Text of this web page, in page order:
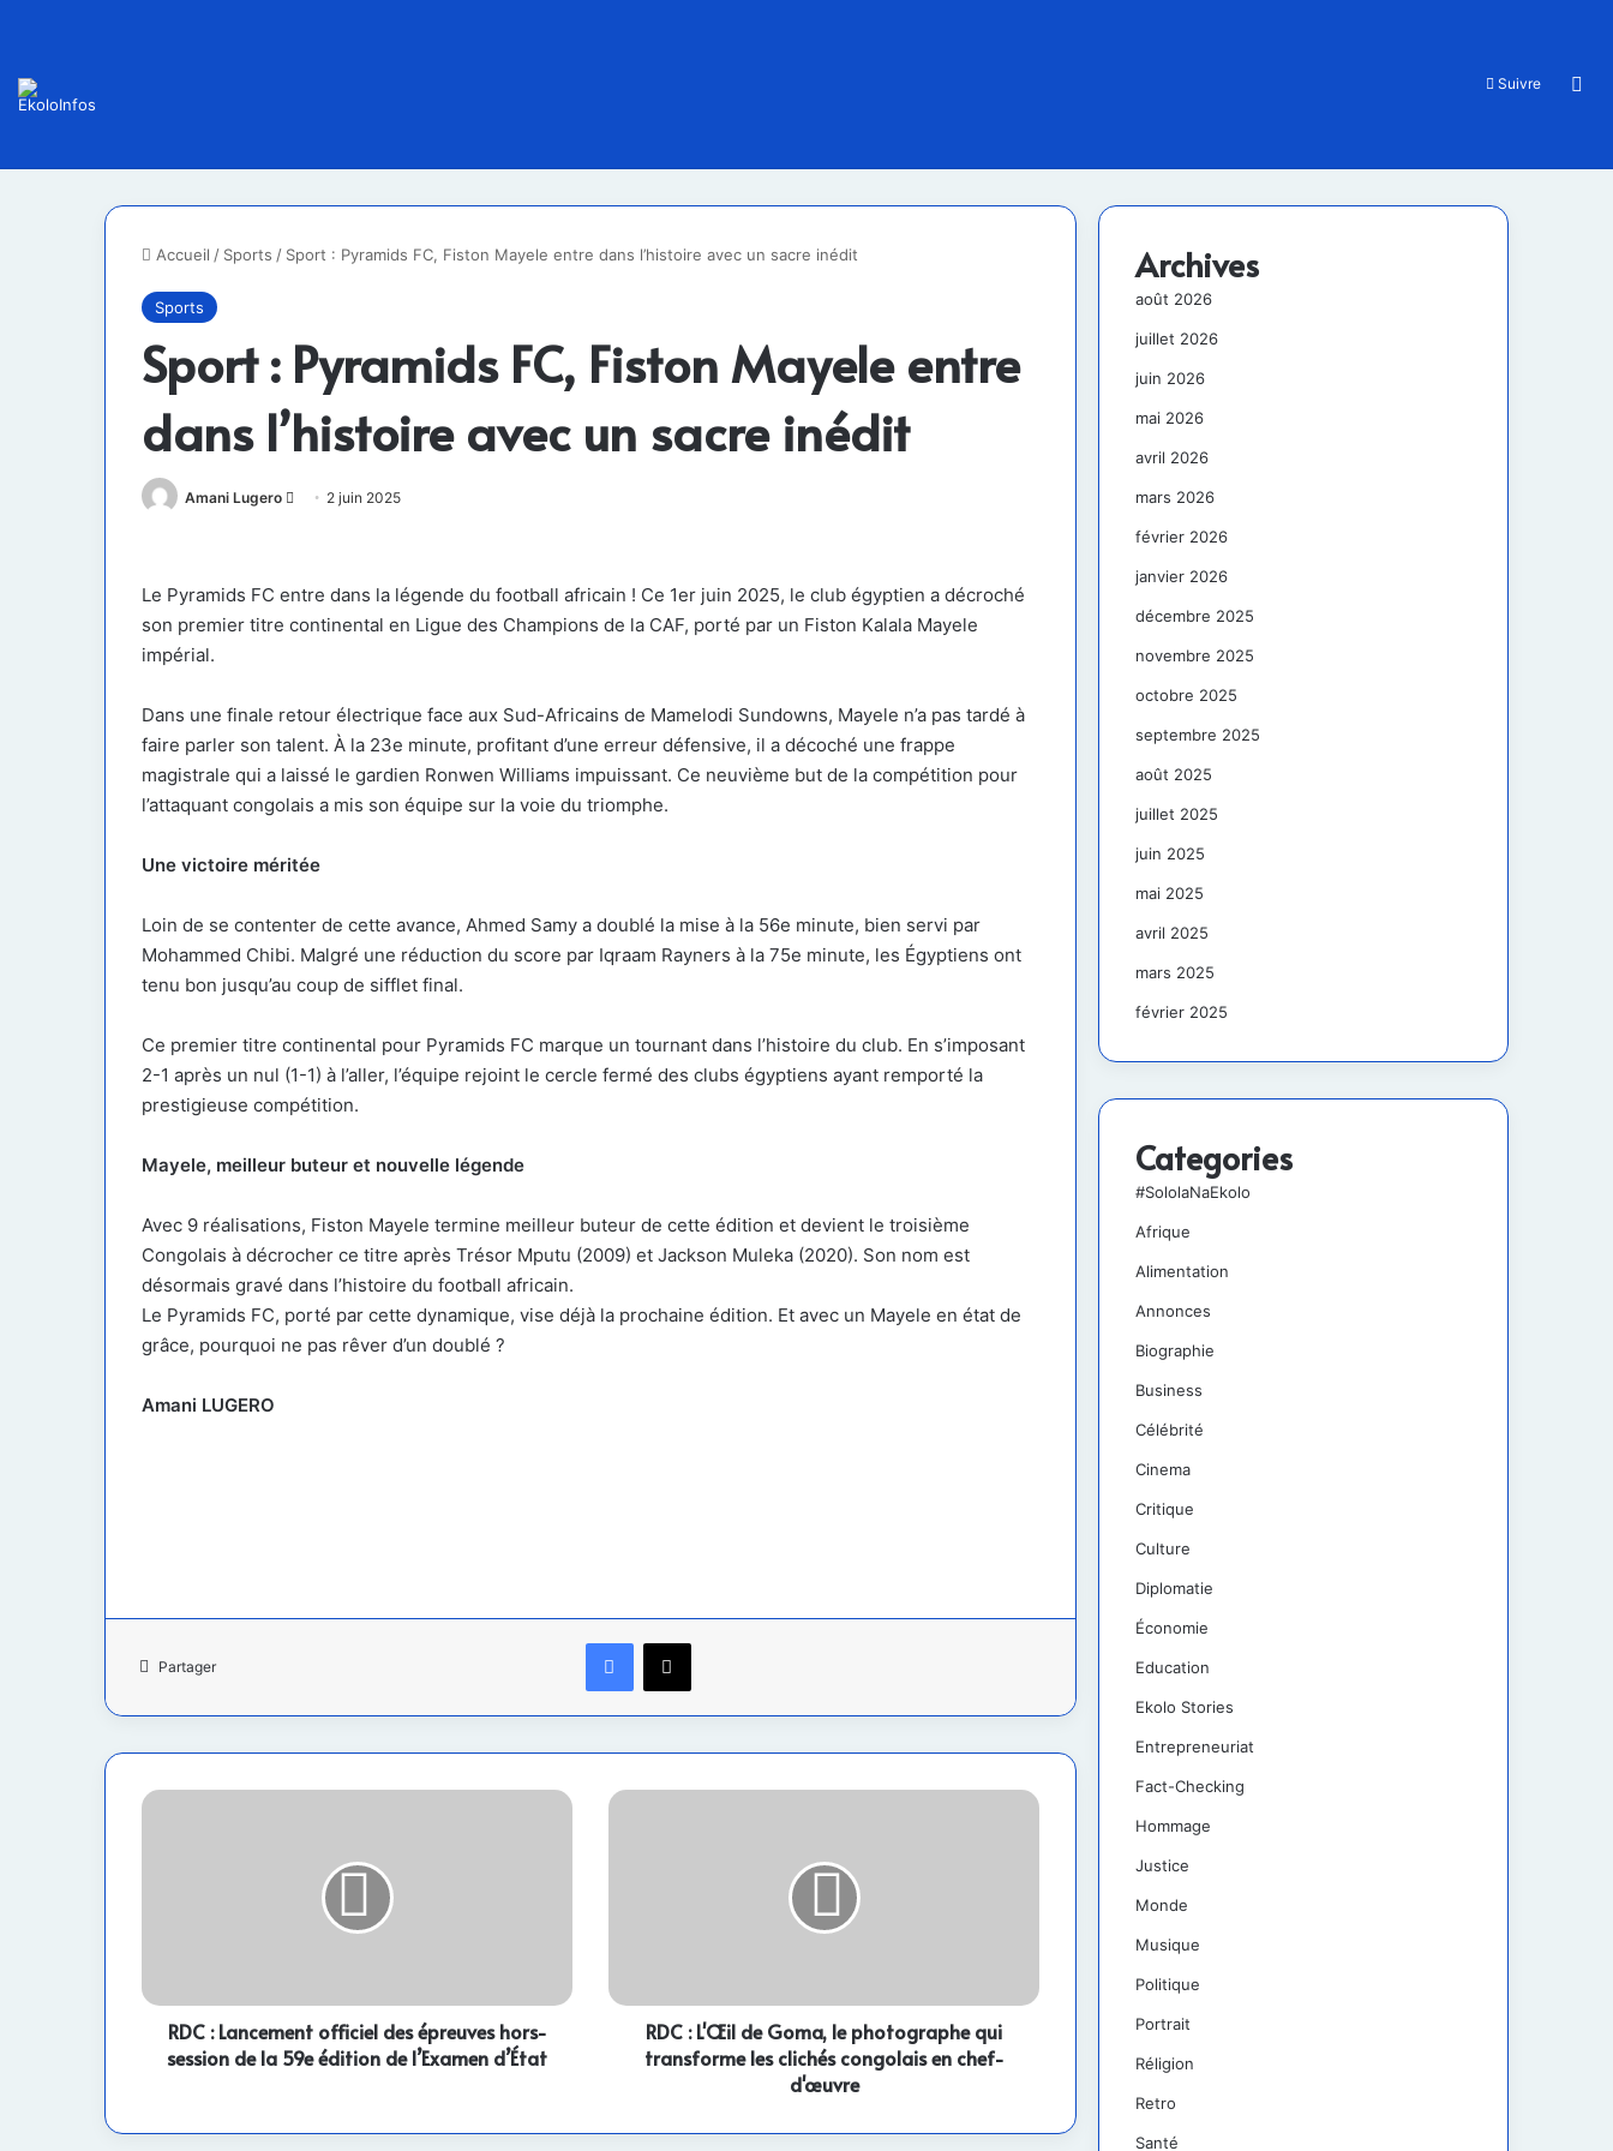
Suivre
Accueil / Sports / Sport : Pyramids FC, Fiston Mayele entre dans l’histoire avec un sacre inédit
Sports
Sport : Pyramids FC, Fiston Mayele entre
dans l’histoire avec un sacre inédit
Amani Lugero
Envoyer2 juin 2025
Le Pyramids FC entre dans la légende du football africain ! Ce 1er juin 2025, le club égyptien a décroché
son premier titre continental en Ligue des Champions de la CAF, porté par un Fiston Kalala Mayele
impérial.
Dans une finale retour électrique face aux Sud-Africains de Mamelodi Sundowns, Mayele n’a pas tardé à
faire parler son talent. À la 23e minute, profitant d’une erreur défensive, il a décoché une frappe
magistrale qui a laissé le gardien Ronwen Williams impuissant. Ce neuvième but de la compétition pour
l’attaquant congolais a mis son équipe sur la voie du triomphe.
Une victoire méritée
Loin de se contenter de cette avance, Ahmed Samy a doublé la mise à la 56e minute, bien servi par
Mohammed Chibi. Malgré une réduction du score par Iqraam Rayners à la 75e minute, les Égyptiens ont
tenu bon jusqu’au coup de sifflet final.
Ce premier titre continental pour Pyramids FC marque un tournant dans l’histoire du club. En s’imposant
2-1 après un nul (1-1) à l’aller, l’équipe rejoint le cercle fermé des clubs égyptiens ayant remporté la
prestigieuse compétition.
Mayele, meilleur buteur et nouvelle légende
Avec 9 réalisations, Fiston Mayele termine meilleur buteur de cette édition et devient le troisième
Congolais à décrocher ce titre après Trésor Mputu (2009) et Jackson Muleka (2020). Son nom est
désormais gravé dans l’histoire du football africain.
Le Pyramids FC, porté par cette dynamique, vise déjà la prochaine édition. Et avec un Mayele en état de
grâce, pourquoi ne pas rêver d’un doublé ?
Amani LUGERO
Partager
Facebook
X
RDC
de
59e
l’Examen
RDC : Lancement officiel des épreuves hors-
session de la 59e édition de l’Examen d’État
RDC
transforme
clichés
chef-
RDC : L'Œil de Goma, le photographe qui
transforme les clichés congolais en chef-
d'œuvre
Archives
août 2026
juillet 2026
juin 2026
mai 2026
avril 2026
mars 2026
février 2026
janvier 2026
décembre 2025
novembre 2025
octobre 2025
septembre 2025
août 2025
juillet 2025
juin 2025
mai 2025
avril 2025
mars 2025
février 2025
Categories
#SololaNaEkolo
Afrique
Alimentation
Annonces
Biographie
Business
Célébrité
Cinema
Critique
Culture
Diplomatie
Économie
Education
Ekolo Stories
Entrepreneuriat
Fact-Checking
Hommage
Justice
Monde
Musique
Politique
Portrait
Réligion
Retro
Santé